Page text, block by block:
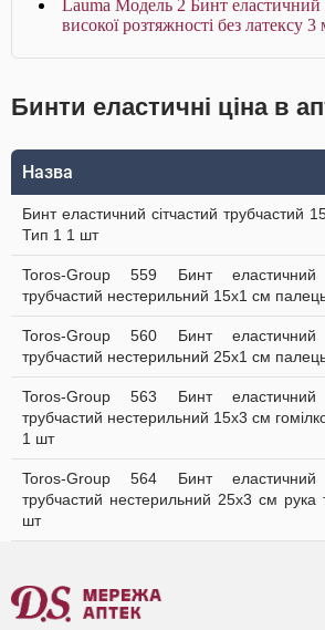
Lauma Модель 2 Бинт еластичний
високої розтяжності без латексу
Бинти еластичні ціна в
Назва
Бинт еластичний сітчастий трубчастий
Тип 1 1 шт
Toros-Group 559 Бинт еластичний
трубчастий нестерильний 15х1 см
Toros-Group 560 Бинт еластичний
трубчастий нестерильний 25х1 см
Toros-Group 563 Бинт еластичний
трубчастий нестерильний 15х3 см
1 шт
Toros-Group 564 Бинт еластичний
трубчастий нестерильний 25х3 см рука
шт